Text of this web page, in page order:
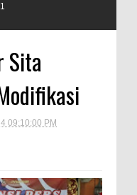
Sita
09:10:00 PM